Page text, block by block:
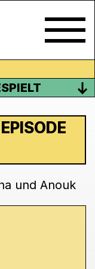
und Anouk